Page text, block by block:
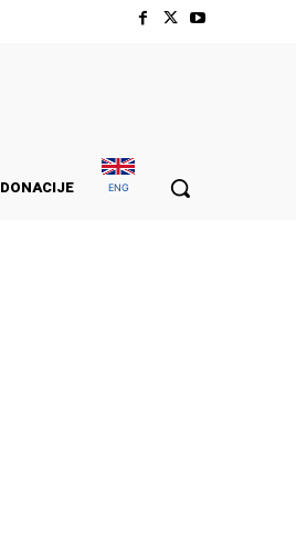
DONACIJE ENG